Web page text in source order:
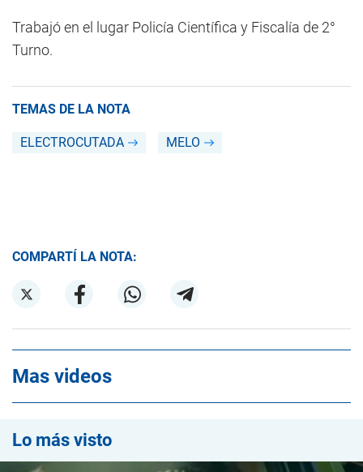
Trabajó en el lugar Policía Científica y Fiscalía de 2°
Turno.
TEMAS DE LA NOTA
ELECTROCUTADA MELO
COMPARTÍ LA NOTA:
Mas videos
Lo más visto